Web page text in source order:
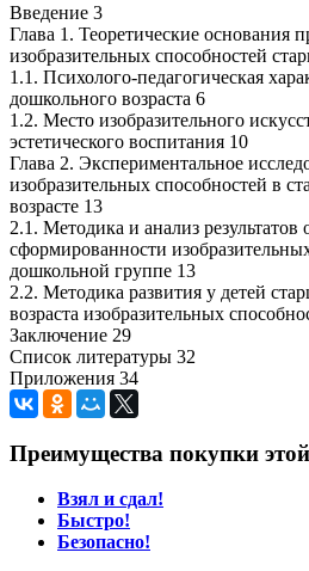
Введение 3
Глава 1. Теоретические основания
изобразительных способностей
1.1. Психолого-педагогическая
дошкольного возраста 6
1.2. Место изобразительного
эстетического воспитания 10
Глава 2. Экспериментальное
изобразительных способностей в
возрасте 13
2.1. Методика и анализ результатов
сформированности
дошкольной группе 13
2.2. Методика развития у детей
возраста изобразительных
Заключение 29
Список литературы 32
Приложения 34
Преимущества покупки
Взял и сдал!
Быстро!
Безопасно!